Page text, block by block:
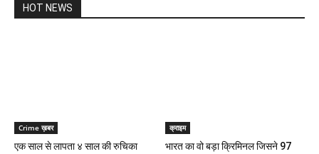
HOT NEWS
Crime ख़बर
एक साल से लापता ४ साल की रुचिका
क्राइम
भारत का वो बड़ा क्रिमिनल जिसने 97